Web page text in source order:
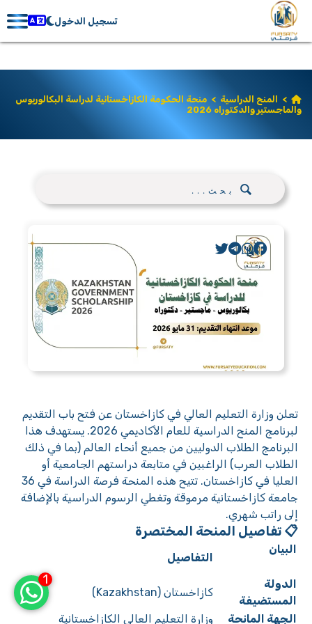
تسجيل الدخول
> المنح الدراسية > منحة الحكومة الكازاخستانية لدراسة البكالوريوس
والماجستير والدكتوراه 2026
تعلن وزارة التعليم العالي في كازاخستان عن فتح باب التقديم
لبرنامج المنح الدراسية للعام الأكاديمي 2026. يستهدف هذا
البرنامج الطلاب الدوليين من جميع أنحاء العالم (بما في ذلك
الطلاب العرب) الراغبين في متابعة دراستهم الجامعية أو
العليا في كازاخستان. تتيح هذه المنحة فرصة الدراسة في 36
جامعة كازاخستانية مرموقة وتغطي الرسوم الدراسية بالإضافة
إلى راتب شهري.
📋 تفاصيل المنحة المختصرة
البيان
التفاصيل
الدولة
المستضيفة
كازاخستان (Kazakhstan)
الجهة المانحة
وزارة التعليم العالي الكازاخستانية
1